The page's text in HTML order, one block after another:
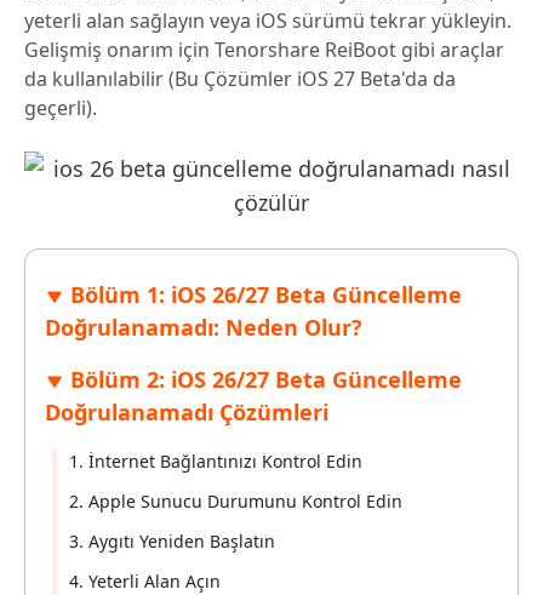
yeterli alan sağlayın veya iOS sürümü tekrar yükleyin.
Gelişmiş onarım için Tenorshare ReiBoot gibi araçlar
da kullanılabilir (Bu Çözümler iOS 27 Beta'da da
geçerli).
Bölüm 1: iOS 26/27 Beta Güncelleme
Doğrulanamadı: Neden Olur?
Bölüm 2: iOS 26/27 Beta Güncelleme
Doğrulanamadı Çözümleri
1. İnternet Bağlantınızı Kontrol Edin
2. Apple Sunucu Durumunu Kontrol Edin
3. Aygıtı Yeniden Başlatın
4. Yeterli Alan Açın